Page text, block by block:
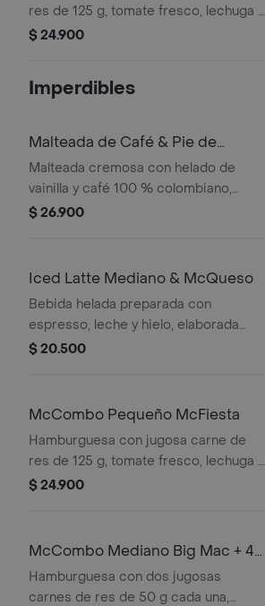
res de 125 g, tomate fresco, lechuga y
salsa de tomate, en pan suave sin
elección.
$ 24.900
Imperdibles
Malteada de Café & Pie de
Manzana
Malteada cremosa con helado de
vainilla y café 100 % colombiano,
acompañada de pastel relleno de
$ 26.900
Iced Latte Mediano & McQueso
Bebida helada preparada con
espresso, leche y hielo, elaborada
con café 100 % colombiano,
$ 20.500
McCombo Pequeño McFiesta
Hamburguesa con jugosa carne de
res de 125 g, tomate fresco, lechuga y
salsa de tomate, en pan suave sin
elección.
$ 24.900
McCombo Mediano Big Mac + 4
Nuggets
Hamburguesa con dos jugosas
carnes de res de 50 g cada una,